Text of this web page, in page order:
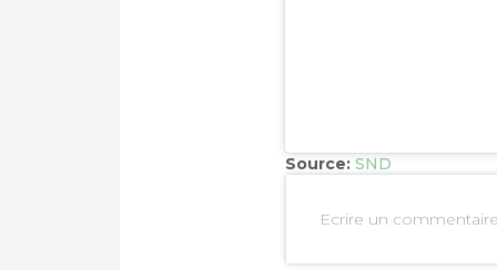
Source: SND
Ecrire un commentaire